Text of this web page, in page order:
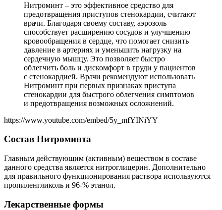
Нитроминт – это эффективное средство для
предотвращения приступов стенокардии, считают
врачи. Благодаря своему составу, аэрозоль
способствует расширению сосудов и улучшению
кровообращения в сердце, что помогает снизить
давление в артериях и уменьшить нагрузку на
сердечную мышцу. Это позволяет быстро
облегчить боль и дискомфорт в груди у пациентов
с стенокардией. Врачи рекомендуют использовать
Нитроминт при первых признаках приступа
стенокардии для быстрого облегчения симптомов
и предотвращения возможных осложнений.
https://www.youtube.com/embed/5y_mfYINiYY
Состав Нитроминта
Главным действующим (активным) веществом в составе
данного средства является нитроглицерин. Дополнительно
для правильного функционирования раствора используются
пропиленгликоль и 96-% этанол.
Лекарственные формы